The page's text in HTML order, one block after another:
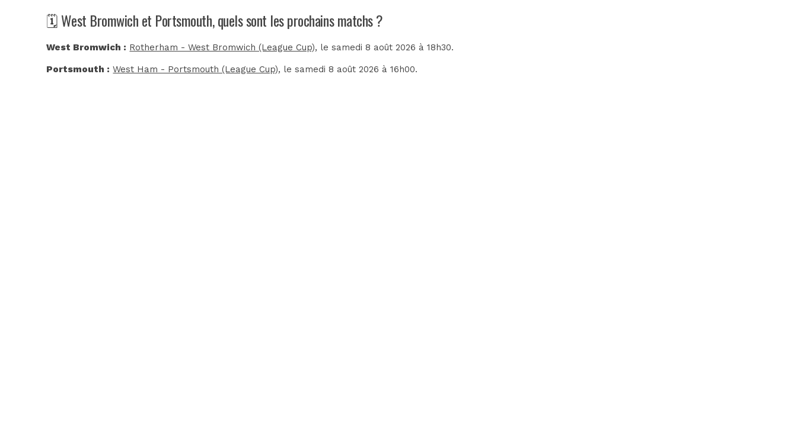
🗓️ West Bromwich et Portsmouth, quels sont les prochains matchs ?
West Bromwich : Rotherham - West Bromwich (League Cup), le samedi 8 août 2026 à 18h30.
Portsmouth : West Ham - Portsmouth (League Cup), le samedi 8 août 2026 à 16h00.